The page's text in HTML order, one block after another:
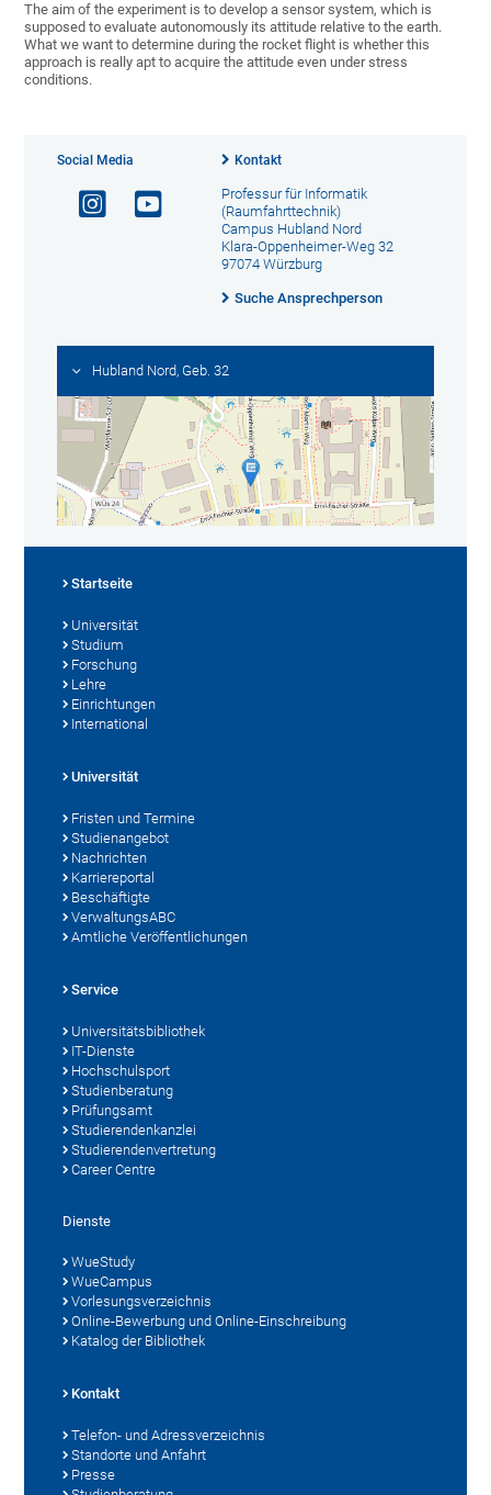
The aim of the experiment is to develop a sensor system, which is
supposed to evaluate autonomously its attitude relative to the earth.
What we want to determine during the rocket flight is whether this
approach is really apt to acquire the attitude even under stress
conditions.
Social Media Kontakt
Professur für Informatik
(Raumfahrttechnik)
Campus Hubland Nord
Klara-Oppenheimer-Weg 32
97074 Würzburg
Suche Ansprechperson
Hubland Nord, Geb. 32
Startseite
Universität
Studium
Forschung
Lehre
Einrichtungen
International
Universität
Fristen und Termine
Studienangebot
Nachrichten
Karriereportal
Beschäftigte
VerwaltungsABC
Amtliche Veröffentlichungen
Service
Universitätsbibliothek
IT-Dienste
Hochschulsport
Studienberatung
Prüfungsamt
Studierendenkanzlei
Studierendenvertretung
Career Centre
Dienste
WueStudy
WueCampus
Vorlesungsverzeichnis
Online-Bewerbung und Online-Einschreibung
Katalog der Bibliothek
Kontakt
Telefon- und Adressverzeichnis
Standorte und Anfahrt
Presse